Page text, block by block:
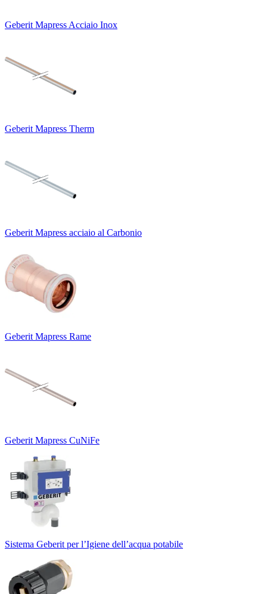
Geberit Mapress Acciaio Inox
Geberit Mapress Therm
Geberit Mapress acciaio al Carbonio
Geberit Mapress Rame
Geberit Mapress CuNiFe
Sistema Geberit per l’Igiene dell’acqua potabile